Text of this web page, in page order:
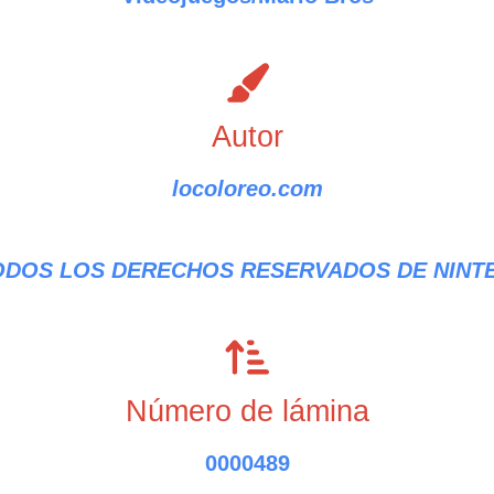
Autor
locoloreo.com
LOS DERECHOS RESERVADOS DE
Número de lámina
0000489